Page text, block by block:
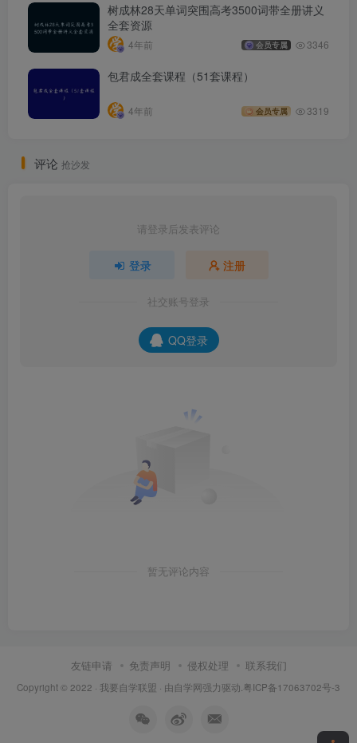
树成林28天单词突围高考3500词带全册讲义
全套资源
4年前 会员专属 3346
包君成全套课程（51套课程）
4年前 会员专属 3319
评论 抢沙发
请登录后发表评论
登录 注册
社交账号登录
QQ登录
暂无评论内容
友链申请 免责声明 侵权处理 联系我们
Copyright © 2022 · 我要自学联盟 · 由自学网强力驱动. 粤ICP备17063702号-3